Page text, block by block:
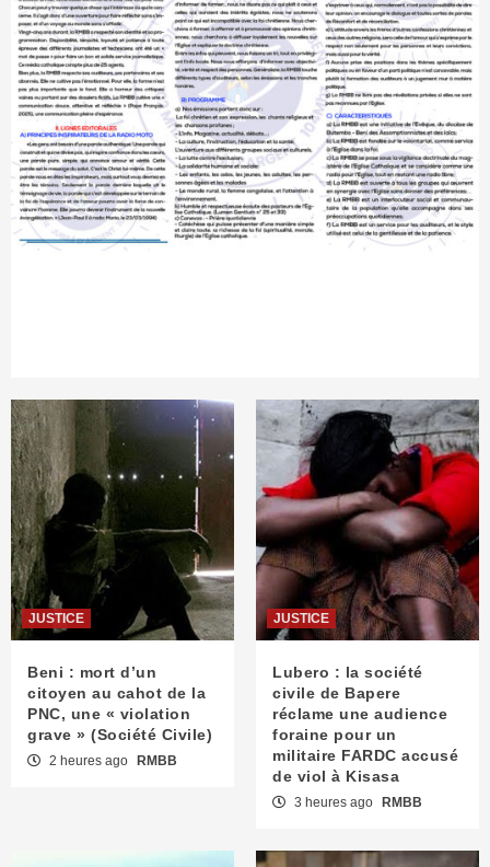
JUSTICE
Beni : mort d’un
citoyen au cahot de la
PNC, une « violation
grave » (Société Civile)
2 heures ago RMBB
JUSTICE
Lubero : la société
civile de Bapere
réclame une audience
foraine pour un
militaire FARDC accusé
de viol à Kisasa
3 heures ago RMBB